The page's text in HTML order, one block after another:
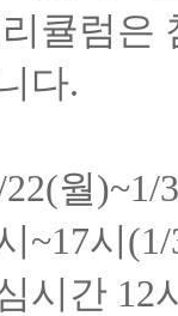
큘럼은
다.
22(월)~1/
~17시
간 12